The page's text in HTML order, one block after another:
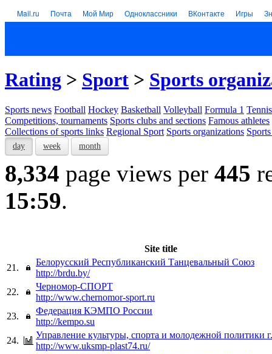
Mail.ru Почта Мой Мир Одноклассники ВКонтакте Игры
Rating > Sport > Sports
Sports news Football Hockey Basketball Volleyball Formula 1 Tennis
Competitions, tournaments Sports clubs and sections Famous athletes
Collections of sports links Regional Sport Sports organizations
day week month
8,334 page views per 445
15:59.
Site title
21.
Белорусский Республиканский Танцевальный Союз
http://brdu.by/
22.
Черномор-СПОРТ
http://www.chernomor-sport.ru
23.
Федерация КЭМПО России
http://kempo.su
24.
Управление культуры, спорта и молодежной политики
http://www.uksmp-plast74.ru/